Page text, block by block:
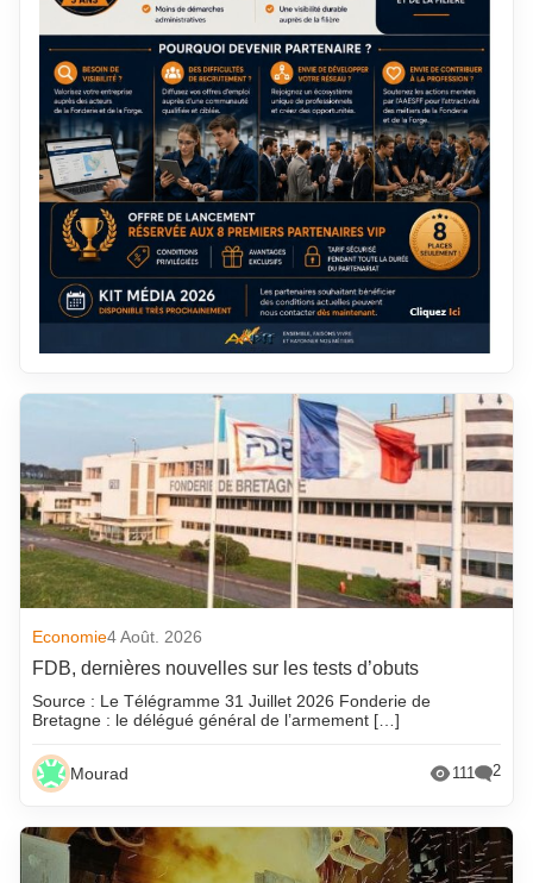
Economie4 Août. 2026
FDB, dernières nouvelles sur les tests d’obuts
Source : Le Télégramme 31 Juillet 2026 Fonderie de
Bretagne : le délégué général de l’armement […]
Mourad 111 2